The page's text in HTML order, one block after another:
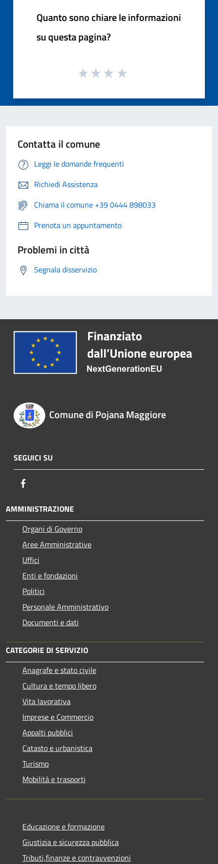
Quanto sono chiare le informazioni
su questa pagina?
Contatta il comune
Leggi le domande frequenti
Richiedi Assistenza
Chiama il comune +39 0444 898033
Prenota un appuntamento
Problemi in città
Segnala disservizio
Comune di Pojana Maggiore
SEGUICI SU
AMMINISTRAZIONE
Organi di Governo
Aree Amministrative
Uffici
Enti e fondazioni
Politici
Personale Amministrativo
Documenti e dati
CATEGORIE DI SERVIZIO
Anagrafe e stato civile
Cultura e tempo libero
Vita lavorativa
Imprese e Commercio
Appalti pubblici
Catasto e urbanistica
Turismo
Mobilità e trasporti
Educazione e formazione
Giustizia e sicurezza pubblica
Tributi,finanze e contravvenzioni